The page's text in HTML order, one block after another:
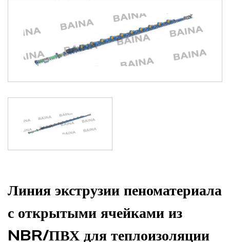
Линия экструзии пеноматериала
с открытыми ячейками из
NBR/ПВХ для теплоизоляции